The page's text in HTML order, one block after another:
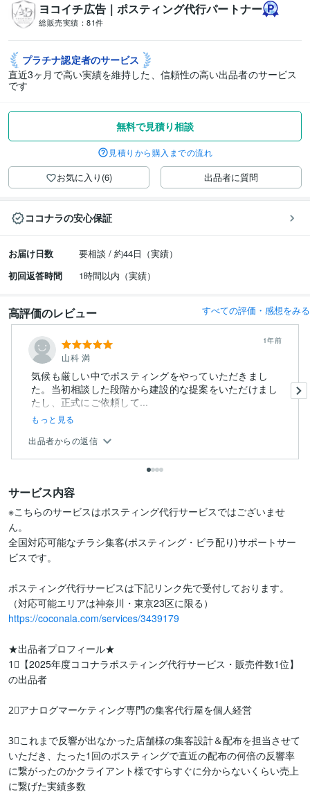
ヨコイチ広告｜ポスティング代行パートナー
総販売実績： 81件
プラチナ認定者のサービス
直近3ヶ月で高い実績を維持した、信頼性の高い出品者のサービス
です
無料で見積り相談
見積りから購入までの流れ
お気に入り(6) 出品者に質問
ココナラの安心保証
お届け日数
要相談 / 約44日（実績）
初回返答時間
1時間以内（実績）
高評価のレビュー すべての評価・感想をみる
山科 満
1年前
気候も厳しい中でポスティングをやっていただきまし
た。当初相談した段階から建設的な提案をいただけまし
たし、正式にご依頼して...
もっと見る
出品者からの返信
サービス内容
※こちらのサービスはポスティング代行サービスではございませ
ん。
全国対応可能なチラシ集客(ポスティング・ビラ配り)サポートサー
ビスです。
ポスティング代行サービスは下記リンク先で受付しております。
https://coconala.com/services/3439179
★出品者プロフィール★
1⃣【2025年度ココナラポスティング代行サービス・販売件数1位】
の出品者
2⃣アナログマーケティング専門の集客代行屋を個人経営
3⃣これまで反響が出なかった店舗様の集客設計＆配布を担当させて
いただき、たった1回のポスティングで直近の配布の何倍の反響率
に繋がったのかクライアント様ですらすぐに分からないくらい売上
に繋げた実績多数